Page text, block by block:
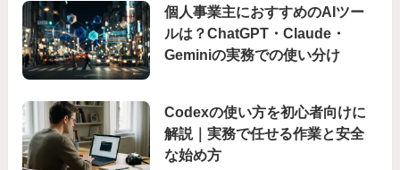
個人事業主におすすめのAIツー
ルは？ChatGPT・Claude・
Geminiの実務での使い分け
Codexの使い方を初心者向けに
解説｜実務で任せる作業と安全
な始め方